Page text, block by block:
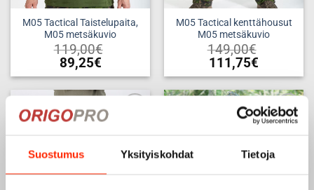
Suostumus Yksityiskohdat Tietoja
M05 Tactical Taistelupaita,
M05 metsäkuvio
119,00€
89,25€
Tällä
tuotteella
useampi
M05 Tactical kenttähousut
M05 metsäkuvio
149,00€
111,75€
Tällä
tuotteella
on
useampi
Voit
Add to